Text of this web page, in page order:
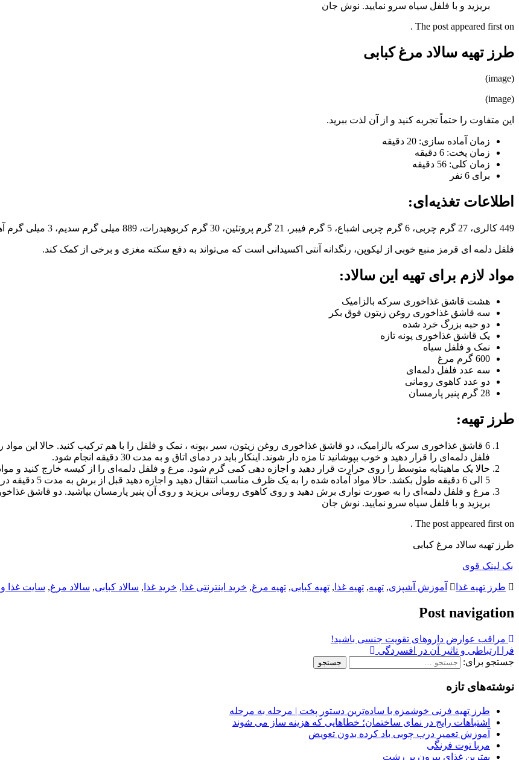
بریزید و با فلفل سیاه سرو نمایید. نوش جان
The post appeared first on .
طرز تهیه سالاد مرغ کبابی
(image)
(image)
این متفاوت را حتماً تجربه کنید و از آن لذت ببرید.
زمان آماده سازی: 20 دقیقه
زمان پخت: 6 دقیقه
زمان کلی: 56 دقیقه
برای 6 نفر
اطلاعات تغذیه‌ای:
449 کالری، 27 گرم چربی، 6 گرم چربی اشباع، 5 گرم فیبر، 21 گرم پروتئین، 30 گرم کربوهیدرات، 889 میلی گرم سدیم، 3 میلی گرم آهن، 114 میلی گرم کلسیم
فلفل دلمه ای قرمز منبع خوبی از لیکوپن، رنگدانه آنتی اکسیدانی است که می‌تواند به دفع سکته مغزی و برخی از کمک کند.
مواد لازم برای تهیه این سالاد:
هشت قاشق غذاخوری سرکه بالزامیک
سه قاشق غذاخوری روغن زیتون فوق بکر
دو حبه بزرگ خرد شده
یک قاشق غذاخوری پونه تازه
نمک و فلفل سیاه
600 گرم مرغ
سه عدد فلفل دلمه‌ای
دو عدد کاهوی رومانی
28 گرم پنیر پارمسان
طرز تهیه:
6 قاشق غذاخوری سرکه بالزامیک، دو قاشق غذاخوری روغن زیتون، سیر ،پونه ، نمک و فلفل را با هم ترکیب کنید. حالا این
فلفل دلمه‌ای را قرار دهید و خوب بپوشانید تا مزه دار شوند. اینکار باید در دمای اتاق و به مدت 30 دقیقه انجام شود.
حالا یک ماهیتابه متوسط را روی حرارت قرار دهید و اجازه دهی کمی گرم شود. مرغ و فلفل دلمه‌ای را از کیسه خارج کنید و
5 الی 6 دقیقه طول بکشد. حالا مواد آماده شده را به یک ظرف مناسب انتقال دهید و اجازه دهید قبل از برش به مدت 5 دقیقه در همین حالت باقی بماند و خنک شود.
مرغ و فلفل دلمه‌ای را به صورت نواری برش دهید و روی کاهوی رومانی بریزید و روی آن پنیر پارمسان بپاشید. دو قاشق
بریزید و با فلفل سیاه سرو نمایید. نوش جان
The post appeared first on .
طرز تهیه سالاد مرغ کبابی
بک لینک قوی
طرز تهیه غذا آموزش آشپزی, تهیه, تهیه غذا , تهیه کبابی, تهیه مرغ, خرید اینترنتی غذا , خرید غذا , سالاد کبابی, سالاد مرغ, سایت غذا
Post navigation
مراقب عوارض داروهای تقویت جنسی باشید!
فرا ارتباطی و تاثیر آن در افسردگی
جستجو برای:
نوشته‌های تازه
طرز تهیه فرنی خوشمزه با ساده‌ترین دستور پخت | مرحله به مرحله
اشتباهات رایج در نمای ساختمان؛ خطاهایی که هزینه ساز می شوند
آموزش تعمیر درب چوبی باد کرده بدون تعویض
مربا توت فرنگی
بهترین غذای بیرون بر رشت